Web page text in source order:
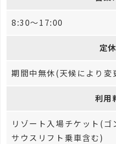
8:30～17:00
定
期間中無休(天候により変
利用
リゾート入場チケット(
サウスリフト乗車含む)